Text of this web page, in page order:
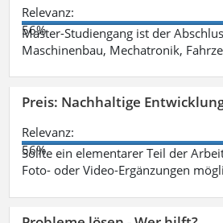
Relevanz:
56%
Master-Studiengang ist der
Maschinenbau, Mechatronik,
Preis: Nachhaltige
Relevanz:
56%
Sollte ein elementarer Teil der
Foto- oder Video-Ergänzungen